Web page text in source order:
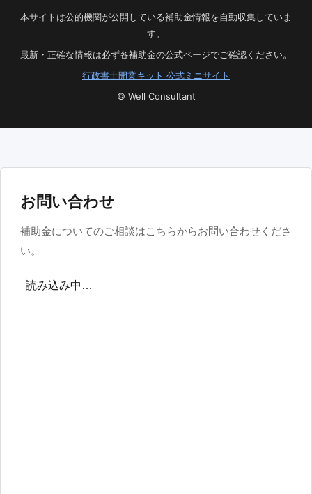
本サイトは公的機関が公開している補助金情報を自動収集していま
す。
最新・正確な情報は必ず各補助金の公式ページでご確認ください。
行政書士開業キット 公式ミニサイト
© Well Consultant
お問い合わせ
補助金についてのご相談はこちらからお問い合わせくださ
い。